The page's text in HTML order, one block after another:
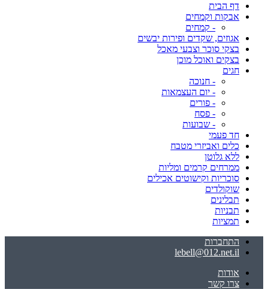
דף הבית
אבקות וקמחים
- קמחים
אגוזים, שקדים ופירות יבשים
בצקי סוכר וצבעי מאכל
בצקים ואוכל מוכן
חגים
- חנוכה
- יום העצמאות
- פורים
- פסח
- שבועות
חד פעמי
כלים ואביזרי מטבח
ללא גלוטן
ממרחים קרמים ומליות
סוכריות וקישוטים אכילים
שוקולדים
תבלינים
תבניות
תמציות
התחברות
lebell@012.net.il
אודות
צרו קשר